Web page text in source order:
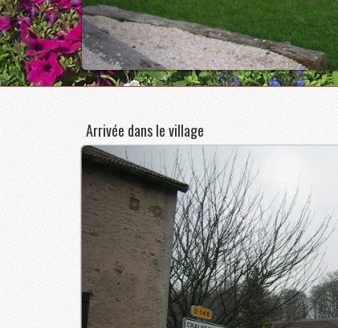
Arrivée dans le village